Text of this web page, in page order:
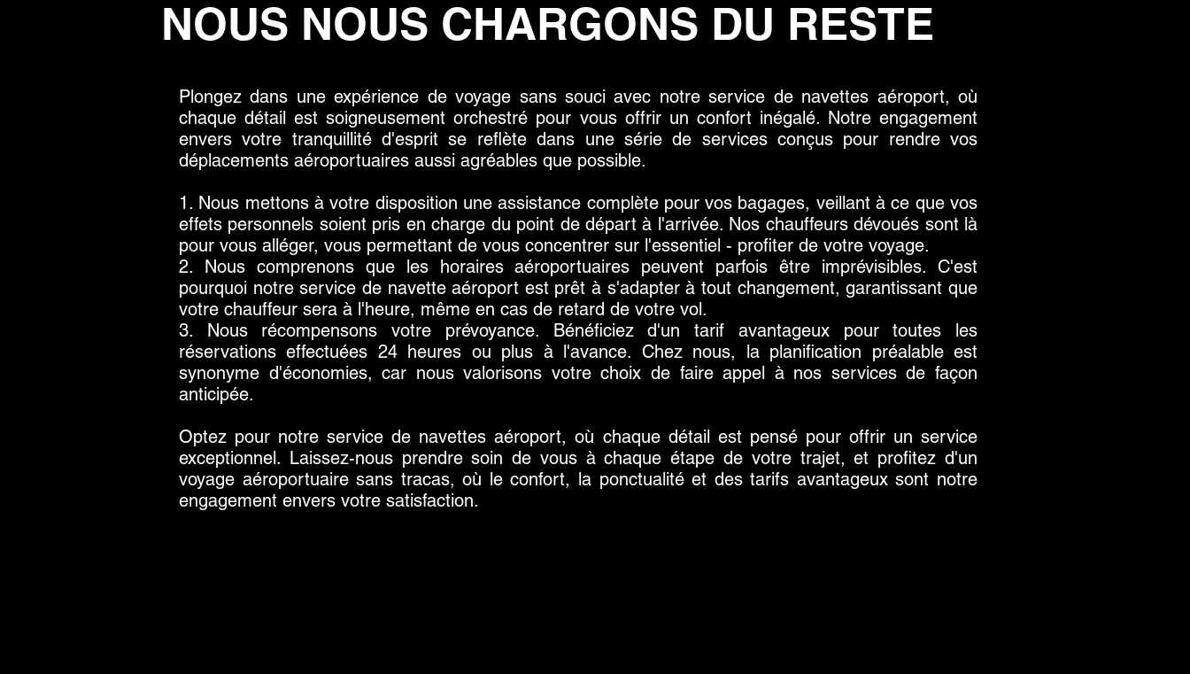
NOUS NOUS CHARGONS DU RESTE
Plongez dans une expérience de voyage sans souci avec notre service de navettes aéroport, où
chaque détail est soigneusement orchestré pour vous offrir un confort inégalé. Notre engagement
envers votre tranquillité d'esprit se reflète dans une série de services conçus pour rendre vos
déplacements aéroportuaires aussi agréables que possible.
1. Nous mettons à votre disposition une assistance complète pour vos bagages, veillant à ce que vos
effets personnels soient pris en charge du point de départ à l'arrivée. Nos chauffeurs dévoués sont là
pour vous alléger, vous permettant de vous concentrer sur l'essentiel - profiter de votre voyage.
2. Nous comprenons que les horaires aéroportuaires peuvent parfois être imprévisibles. C'est
pourquoi notre service de navette aéroport est prêt à s'adapter à tout changement, garantissant que
votre chauffeur sera à l'heure, même en cas de retard de votre vol.
3. Nous récompensons votre prévoyance. Bénéficiez d'un tarif avantageux pour toutes les
réservations effectuées 24 heures ou plus à l'avance. Chez nous, la planification préalable est
synonyme d'économies, car nous valorisons votre choix de faire appel à nos services de façon
anticipée.
Optez pour notre service de navettes aéroport, où chaque détail est pensé pour offrir un service
exceptionnel. Laissez-nous prendre soin de vous à chaque étape de votre trajet, et profitez d'un
voyage aéroportuaire sans tracas, où le confort, la ponctualité et des tarifs avantageux sont notre
engagement envers votre satisfaction.